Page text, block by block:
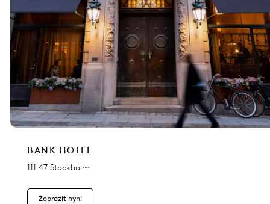
BANK HOTEL
111 47 Stockholm
Zobrazit nyní